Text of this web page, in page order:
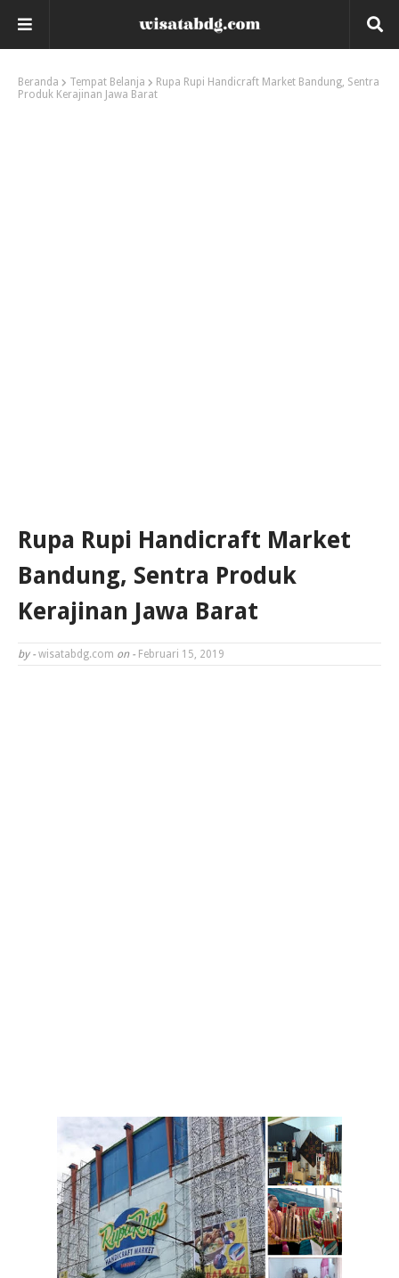
Beranda Tempat Belanja
Rupa Rupi Handicraft Market Bandung, Sentra
Produk Kerajinan Jawa Barat
Rupa Rupi Handicraft Market
Bandung, Sentra Produk
Kerajinan Jawa Barat
by - wisatabdg.com on - Februari 15, 2019